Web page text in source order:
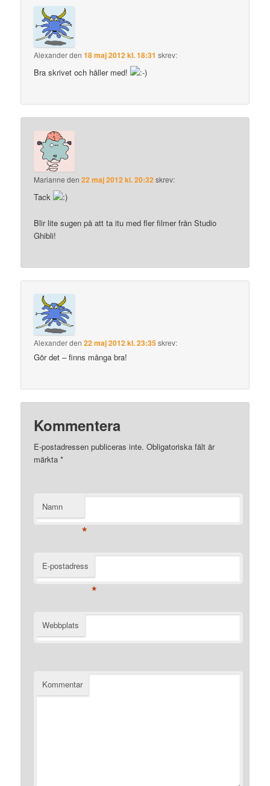
Alexanderden18 maj 2012 kl. 18:31 skrev:
Bra skrivet och håller med!
Marianne den22 maj 2012 kl. 20:32skrev:
Tack
Blir lite sugen på att ta itu med fler filmer från Studio
Ghibli!
Alexanderden22 maj 2012 kl. 23:35skrev:
Gör det – finns många bra!
Kommentera
E-postadressen publiceras inte. Obligatoriska fält är
märkta*
Namn
*
E-postadress
*
Webbplats
Kommentar